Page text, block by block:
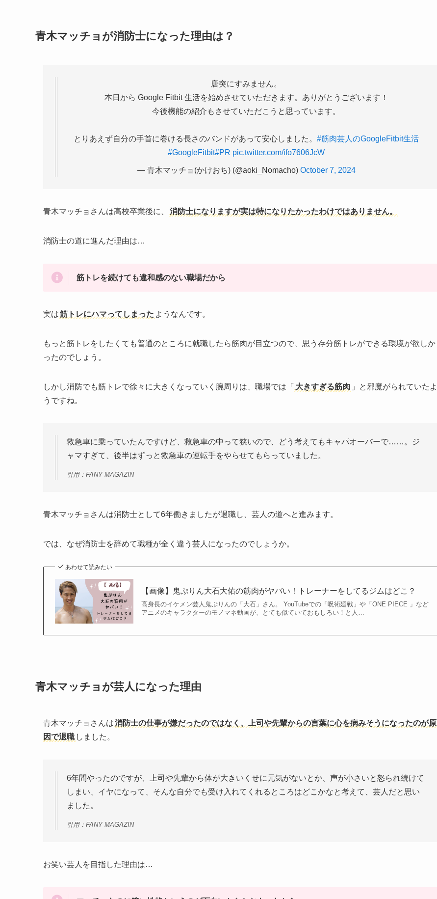
青木マッチョが消防士になった理由は？
唐突にすみません。
本日から Google Fitbit 生活を始めさせていただきます。ありがとうございます！
今後機能の紹介もさせていただこうと思っています。
とりあえず自分の手首に巻ける長さのバンドがあって安心しました。 #筋肉芸人のGoogleFitbit生活
#GoogleFitbit#PR pic.twitter.com/ifo7606JcW
— 青木マッチョ(かけおち) (@aoki_Nomacho) October 7, 2024
青木マッチョさんは高校卒業後に、 消防士になりますが実は特になりたかったわけではありません。
消防士の道に進んだ理由は…
筋トレを続けても違和感のない職場だから
実は筋トレにハマってしまった ようなんです。
もっと筋トレをしたくても普通のところに就職したら筋肉が目立つので、思う存分筋トレができる環境が欲しか
ったのでしょう。
しかし消防でも筋トレで徐々に大きくなっていく腕周りは、職場では「 大きすぎる筋肉 」と邪魔がられていたよ
うですね。
救急車に乗っていたんですけど、救急車の中って狭いので、どう考えてもキャパオーバーで……。ジ
ャマすぎて、後半はずっと救急車の運転手をやらせてもらっていました。
引用：FANY MAGAZIN
青木マッチョさんは消防士として6年働きましたが退職し、芸人の道へと進みます。
では、なぜ消防士を辞めて職種が全く違う芸人になったのでしょうか。
あわせて読みたい
【画像】鬼ぷりん大石大佑の筋肉がヤバい！トレーナーをしてるジムはどこ？
高身長のイケメン芸人鬼ぷりんの「大石」さん。 YouTubeでの「呪術廻戦」や「ONE PIECE 」など
アニメのキャラクターのモノマネ動画が、とても似ていておもしろい！と人…
青木マッチョが芸人になった理由
青木マッチョさんは消防士の仕事が嫌だったのではなく、上司や先輩からの言葉に心を病みそうになったのが原
因で退職 しました。
6年間やったのですが、上司や先輩から体が大きいくせに元気がないとか、声が小さいと怒られ続けて
しまい、イヤになって、そんな自分でも受け入れてくれるところはどこかなと考えて、芸人だと思い
ました。
引用：FANY MAGAZIN
お笑い芸人を目指した理由は…